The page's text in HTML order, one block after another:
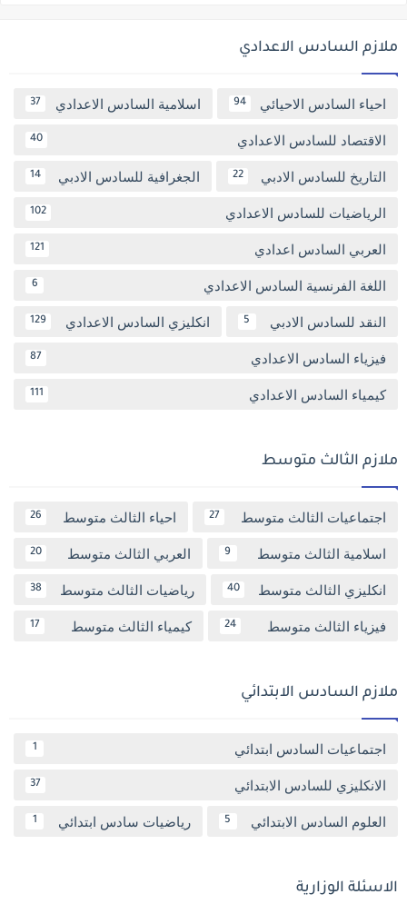
ملازم السادس الاعدادي
احياء السادس الاحيائي 94 اسلامية السادس الاعدادي 37
الاقتصاد للسادس الاعدادي 40
التاريخ للسادس الادبي 22 الجغرافية للسادس الادبي 14
الرياضيات للسادس الاعدادي 102
العربي السادس اعدادي 121
اللغة الفرنسية السادس الاعدادي 6
النقد للسادس الادبي 5 انكليزي السادس الاعدادي 129
فيزياء السادس الاعدادي 87
كيمياء السادس الاعدادي 111
ملازم الثالث متوسط
اجتماعيات الثالث متوسط 27 احياء الثالث متوسط 26
اسلامية الثالث متوسط 9 العربي الثالث متوسط 20
انكليزي الثالث متوسط 40 رياضيات الثالث متوسط 38
فيزياء الثالث متوسط 24 كيمياء الثالث متوسط 17
ملازم السادس الابتدائي
اجتماعيات السادس ابتدائي 1
الانكليزي للسادس الابتدائي 37
العلوم السادس الابتدائي 5 رياضيات سادس ابتدائي 1
الاسئلة الوزارية